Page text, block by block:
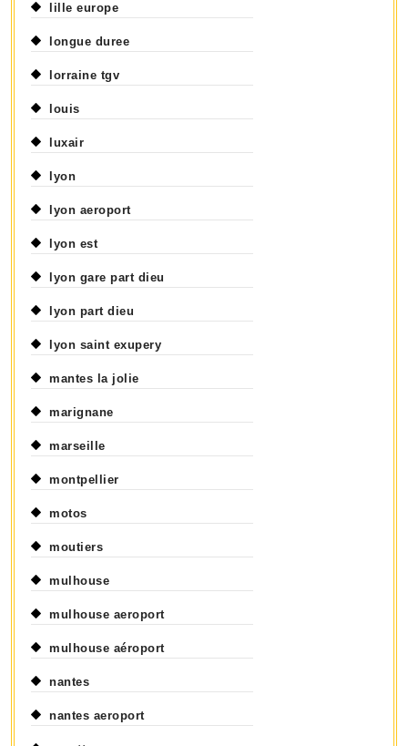
lille europe
longue duree
lorraine tgv
louis
luxair
lyon
lyon aeroport
lyon est
lyon gare part dieu
lyon part dieu
lyon saint exupery
mantes la jolie
marignane
marseille
montpellier
motos
moutiers
mulhouse
mulhouse aeroport
mulhouse aéroport
nantes
nantes aeroport